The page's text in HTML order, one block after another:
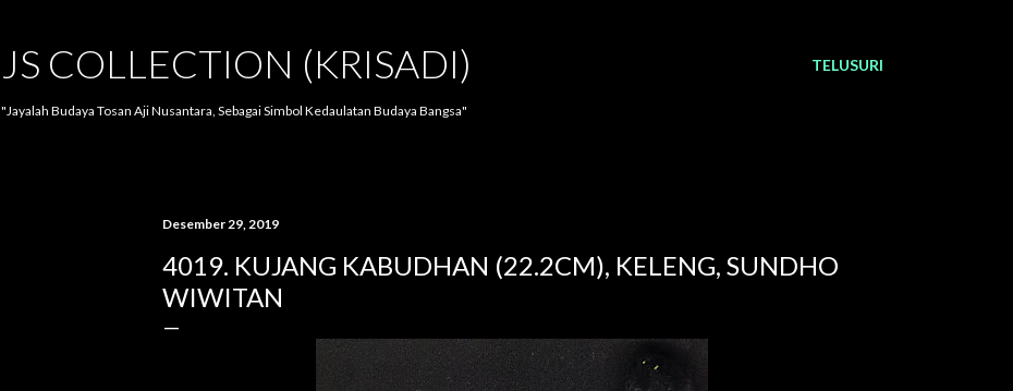
TELUSURI
JS COLLECTION (KRISADI)
"Jayalah Budaya Tosan Aji Nusantara, Sebagai Simbol Kedaulatan Budaya Bangsa"
Desember 29, 2019
4019. KUJANG KABUDHAN (22.2CM), KELENG, SUNDHO
WIWITAN